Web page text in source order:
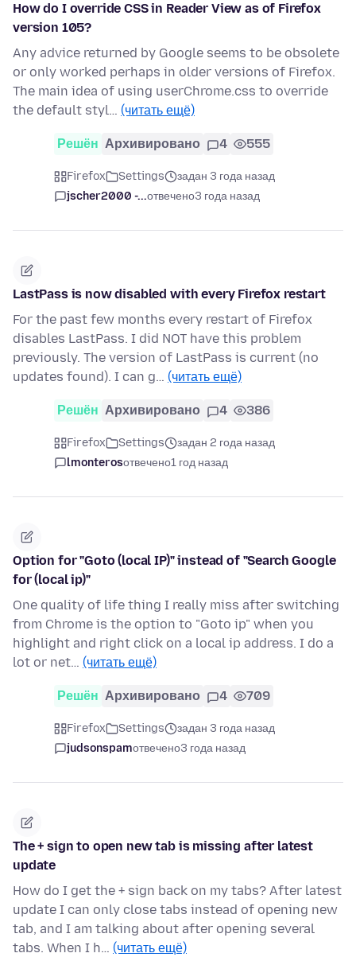
How do I override CSS in Reader View as of Firefox
version 105?
Any advice returned by Google seems to be obsolete
or only worked perhaps in older versions of Firefox.
The main idea of using userChrome.css to override
the default styl… (читать ещё)
Решён Архивировано 4 555
Firefox Settings
задан 3 года назад
jscher2000 -...отвечено3 года назад
LastPass is now disabled with every Firefox restart
For the past few months every restart of Firefox
disables LastPass. I did NOT have this problem
previously. The version of LastPass is current (no
updates found). I can g… (читать ещё)
Решён Архивировано 4 386
Firefox Settings
задан 2 года назад
lmonterosотвечено1 год назад
Option for "Goto (local IP)" instead of "Search Google
for (local ip)"
One quality of life thing I really miss after switching
from Chrome is the option to "Goto ip" when you
highlight and right click on a local ip address. I do a
lot or net… (читать ещё)
Решён Архивировано 4 709
Firefox Settings
задан 3 года назад
judsonspamотвечено3 года назад
The + sign to open new tab is missing after latest
update
How do I get the + sign back on my tabs? After latest
update I can only close tabs instead of opening new
tab, and I am talking about after opening several
tabs. When I h… (читать ещё)